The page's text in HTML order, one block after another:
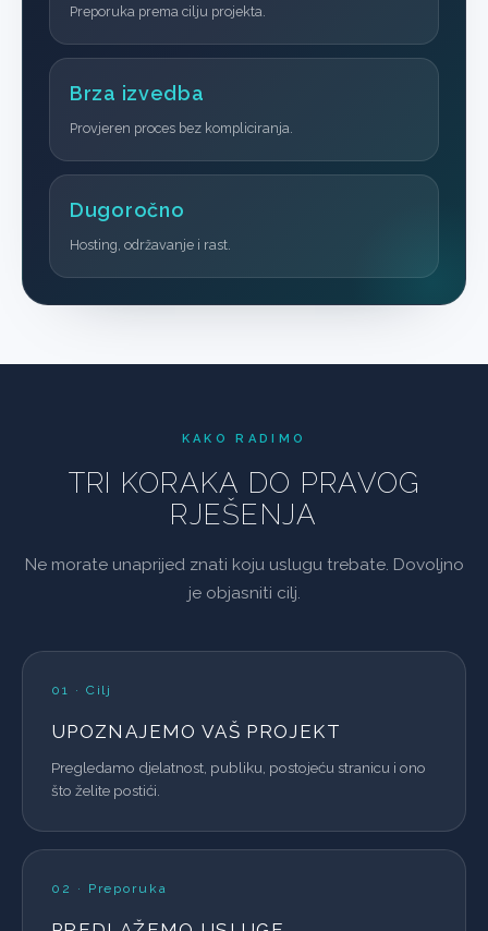
Preporuka prema cilju projekta.
Brza izvedba
Provjeren proces bez kompliciranja.
Dugoročno
Hosting, održavanje i rast.
KAKO RADIMO
TRI KORAKA DO PRAVOG
RJEŠENJA
Ne morate unaprijed znati koju uslugu trebate. Dovoljno
je objasniti cilj.
01 · Cilj
UPOZNAJEMO VAŠ PROJEKT
Pregledamo djelatnost, publiku, postojeću stranicu i ono
što želite postići.
02 · Preporuka